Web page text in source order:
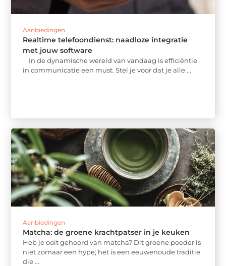
Aanbiedingen
Realtime telefoondienst: naadloze integratie
met jouw software
In de dynamische wereld van vandaag is efficiëntie
in communicatie een must. Stel je voor dat je alle ...
Aanbiedingen
Matcha: de groene krachtpatser in je keuken
Heb je ooit gehoord van matcha? Dit groene poeder is
niet zomaar een hype; het is een eeuwenoude traditie
die ...